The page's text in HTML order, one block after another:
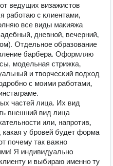
ведущих визажистов
работаю с клиентами,
все виды макияжа
дневной, вечерний,
Отдельное образование
барбера. Оформляю
модельная стрижка,
и творческий подход
с моими работами,
частей лица. Их вид
внешний вид лица
или, напротив,
какая у бровей будет форма
почему так важно
Я индивидуально
и выбираю именно ту